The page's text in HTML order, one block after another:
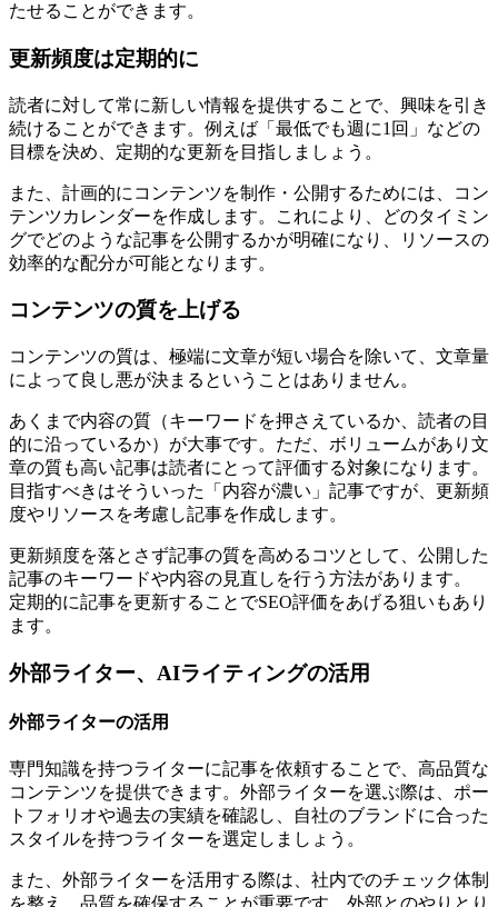
たせることができます。
更新頻度は定期的に
読者に対して常に新しい情報を提供することで、興味を引き
続けることができます。例えば「最低でも週に1回」などの
目標を決め、定期的な更新を目指しましょう。
また、計画的にコンテンツを制作・公開するためには、コン
テンツカレンダーを作成します。これにより、どのタイミン
グでどのような記事を公開するかが明確になり、リソースの
効率的な配分が可能となります。
コンテンツの質を上げる
コンテンツの質は、極端に文章が短い場合を除いて、文章量
によって良し悪が決まるということはありません。
あくまで内容の質（キーワードを押さえているか、読者の目
的に沿っているか）が大事です。ただ、ボリュームがあり文
章の質も高い記事は読者にとって評価する対象になります。
目指すべきはそういった「内容が濃い」記事ですが、更新頻
度やリソースを考慮し記事を作成します。
更新頻度を落とさず記事の質を高めるコツとして、公開した
記事のキーワードや内容の見直しを行う方法があります。
定期的に記事を更新することでSEO評価をあげる狙いもあり
ます。
外部ライター、AIライティングの活用
外部ライターの活用
専門知識を持つライターに記事を依頼することで、高品質な
コンテンツを提供できます。外部ライターを選ぶ際は、ポー
トフォリオや過去の実績を確認し、自社のブランドに合った
スタイルを持つライターを選定しましょう。
また、外部ライターを活用する際は、社内でのチェック体制